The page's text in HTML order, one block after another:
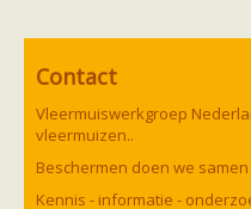
Naar het forum
Contact
Vleermuiswerkgroep
vleermuizen..
Beschermen doen we
Kennis - informatie -